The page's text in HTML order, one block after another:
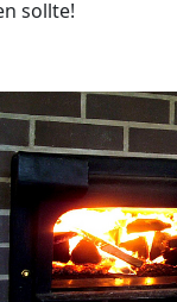
sollte!